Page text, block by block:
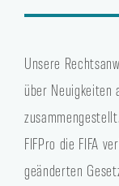
Unsere
über Neuigkeiten
FIFPro die FIFA
geänderten